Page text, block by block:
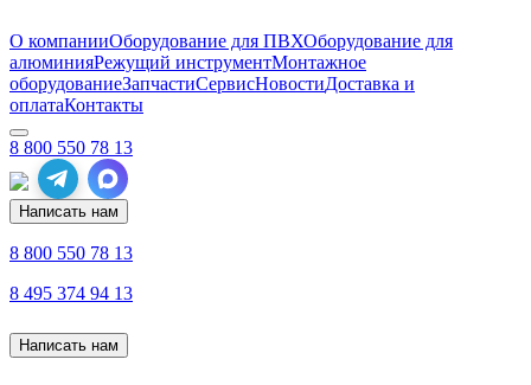
О компанииОборудование для ПВХОборудование для
алюминияРежущий инструментМонтажное
оборудованиеЗапчастиСервисНовостиДоставка и
оплатаКонтакты
8 800 550 78 13
Написать нам
8 800 550 78 13
8 495 374 94 13
Написать нам